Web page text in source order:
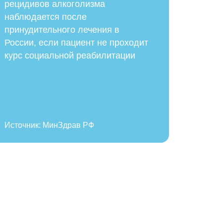
рецидивов алкоголизма
наблюдается после
принудительного лечения в
России, если пациент не проходит
курс социальной реабилитации
Источник: МинЗдрав РФ
Вы даёте своё